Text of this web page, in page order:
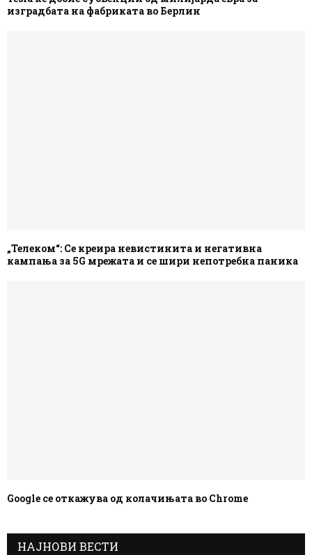
изградбата на фабриката во Берлин
„Телеком“: Се креира невистинита и негативна
кампања за 5G мрежата и се шири непотребна паника
Google се откажува од колачињата во Chrome
НАЈНОВИ ВЕСТИ